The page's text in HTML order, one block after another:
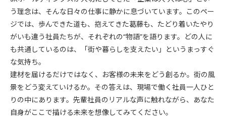
う理念は、そんな日々の仕事に静かに息づいています。このペー
ジでは、歩んできた道も、抱えてきた葛藤も、たどり着いたやり
がいも違う社員たちが、それぞれの“物語”を語ります。どの人に
も共通しているのは、「街や暮らしを支えたい」というまっすぐ
な気持ち。
建材を届けるだけではなく、お客様の未来をどう創るか。街の風
景をどう変えていけるか。その答えは、現場で働く社員一人ひと
りの中にあります。先輩社員のリアルな声に触れながら、あなた
自身がここで描ける未来を想像してみてください。